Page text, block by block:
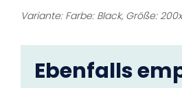
Variante: Farbe: Black, Größe:
Ebenfalls